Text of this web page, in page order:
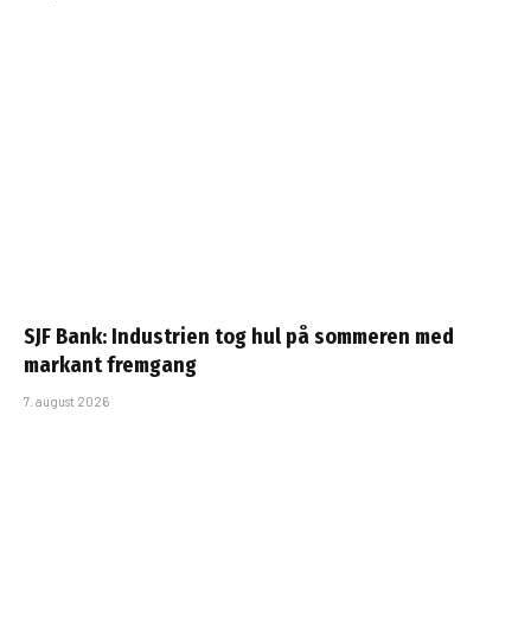
SJF Bank: Industrien tog hul på sommeren med
markant fremgang
7. august 2026